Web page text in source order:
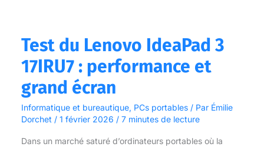
Test du Lenovo IdeaPad 3
17IRU7 : performance et
grand écran
Informatique et bureautique, PCs portables/ Par Émilie
Dorchet / 1 février 2026 / 7 minutes de lecture
Dans un marché saturé d’ordinateurs portables où la